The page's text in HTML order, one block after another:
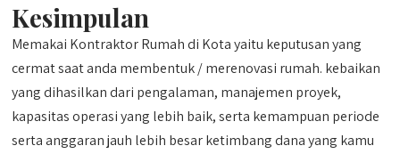
Kesimpulan
Memakai Kontraktor Rumah di Kota yaitu keputusan yang
cermat saat anda membentuk / merenovasi rumah. kebaikan
yang dihasilkan dari pengalaman, manajemen proyek,
kapasitas operasi yang lebih baik, serta kemampuan periode
serta anggaran jauh lebih besar ketimbang dana yang kamu